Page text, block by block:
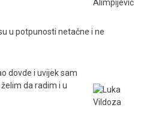
u potpunosti netačne i ne
dovde i uvijek sam
da radim i u